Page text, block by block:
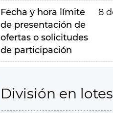
Fecha y hora límite
de presentación de
ofertas o solicitudes
de participación
8
División en lotes